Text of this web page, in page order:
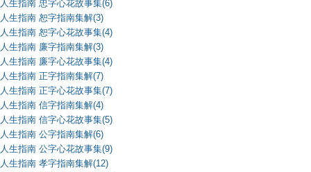
人生指南 忠字心花故事集(6)
人生指南 恕字指南集解(3)
人生指南 恕字心花故事集(4)
人生指南 廉字指南集解(3)
人生指南 廉字心花故事集(4)
人生指南 正字指南集解(7)
人生指南 正字心花故事集(7)
人生指南 信字指南集解(4)
人生指南 信字心花故事集(5)
人生指南 公字指南集解(6)
人生指南 公字心花故事集(9)
人生指南 孝字指南集解(12)